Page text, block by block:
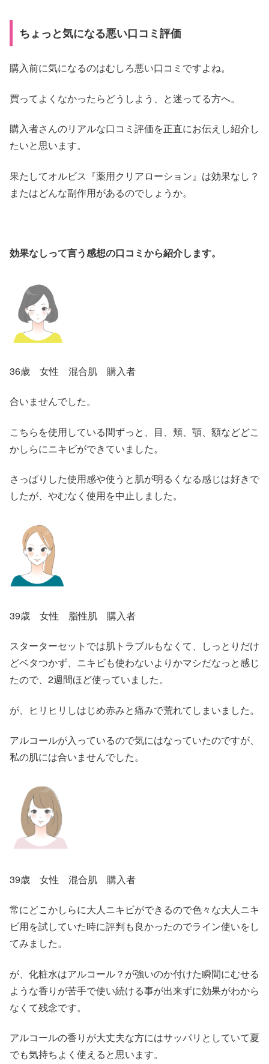
ちょっと気になる悪い口コミ評価
購入前に気になるのはむしろ悪い口コミですよね。
買ってよくなかったらどうしよう、と迷ってる方へ。
購入者さんのリアルな口コミ評価を正直にお伝えし紹介し
たいと思います。
果たしてオルビス『薬用クリアローション』は効果なし？
またはどんな副作用があるのでしょうか。
効果なしって言う感想の口コミから紹介します。
36歳 女性 混合肌 購入者
合いませんでした。
こちらを使用している間ずっと、目、頬、顎、額などどこ
かしらにニキビができていました。
さっぱりした使用感や使うと肌が明るくなる感じは好きで
したが、やむなく使用を中止しました。
39歳 女性 脂性肌 購入者
スターターセットでは肌トラブルもなくて、しっとりだけ
どベタつかず、ニキビも使わないよりかマシだなっと感じ
たので、2週間ほど使っていました。
が、ヒリヒリしはじめ赤みと痛みで荒れてしまいました。
アルコールが入っているので気にはなっていたのですが、
私の肌には合いませんでした。
39歳 女性 混合肌 購入者
常にどこかしらに大人ニキビができるので色々な大人ニキ
ビ用を試していた時に評判も良かったのでライン使いをし
てみました。
が、化粧水はアルコール？が強いのか付けた瞬間にむせる
ような香りが苦手で使い続ける事が出来ずに効果がわから
なくて残念です。
アルコールの香りが大丈夫な方にはサッパリとしていて夏
でも気持ちよく使えると思います。